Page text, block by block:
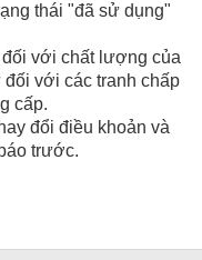
thái "đã sử dụng"
đối với chất lượng của
với các tranh chấp
cấp.
đổi điều khoản và
trước.